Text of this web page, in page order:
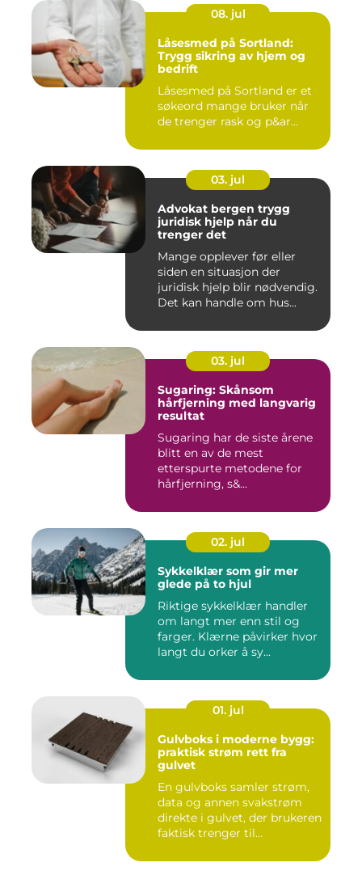
08. jul
Låsesmed på Sortland:
Trygg sikring av hjem og
bedrift
Låsesmed på Sortland er et
søkeord mange bruker når
de trenger rask og p&ar...
03. jul
Advokat bergen trygg
juridisk hjelp når du
trenger det
Mange opplever før eller
siden en situasjon der
juridisk hjelp blir nødvendig.
Det kan handle om hus...
03. jul
Sugaring: Skånsom
hårfjerning med langvarig
resultat
Sugaring har de siste årene
blitt en av de mest
etterspurte metodene for
hårfjerning, s&...
02. jul
Sykkelklær som gir mer
glede på to hjul
Riktige sykkelklær handler
om langt mer enn stil og
farger. Klærne påvirker hvor
langt du orker å sy...
01. jul
Gulvboks i moderne bygg:
praktisk strøm rett fra
gulvet
En gulvboks samler strøm,
data og annen svakstrøm
direkte i gulvet, der brukeren
faktisk trenger til...